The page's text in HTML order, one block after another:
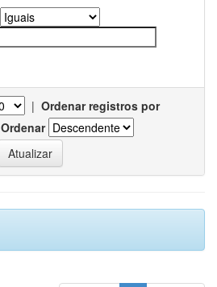
| Ordenar registros por
Ordenar